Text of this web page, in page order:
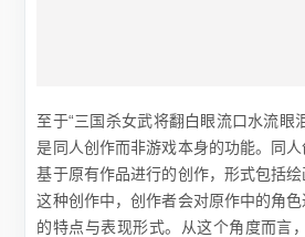
至于“三国杀女武将翻白眼流口水流眼
是同人创作而非游戏本身的功能。同
基于原有作品进行的创作，形式包括
这种创作中，创作者会对原作中的角
的特点与表现形式。从这个角度而言